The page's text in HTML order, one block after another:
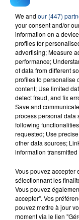
23 juillet 2026
INCENDIE
SON BÉBÉ
Un homme
aspergé sa
d'un liquide
20 juillet 2026
UNE
OPÉRER DE
La famille a
reconnu sa
excuses.
We and our (447)
your consent and/or
information on a
profiles for
advertising; Measure
performance;
of data from different
profiles to personalise
content; Use limited
detect fraud, and fix
Save and
process personal data
following
requested; Use
other data sources;
information
Vous pouvez accepter
sélectionnant les
Vous pouvez
accepter". Vos
pouvez mettre à jour
moment via le lien